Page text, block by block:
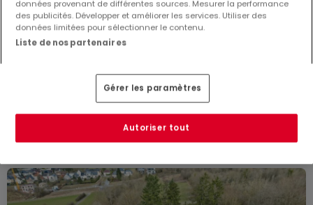
949 999 €
10 7 1
données provenant de différentes sources. Mesurer la performance
des publicités. Développer et améliorer les services. Utiliser des
données limitées pour sélectionner le contenu.
Liste de nos partenaires
Gérer les paramètres
Autoriser tout